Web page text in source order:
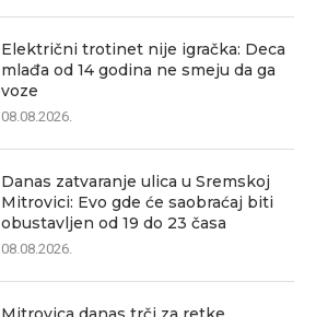
Električni trotinet nije igračka: Deca
mlađa od 14 godina ne smeju da ga
voze
08.08.2026.
Danas zatvaranje ulica u Sremskoj
Mitrovici: Evo gde će saobraćaj biti
obustavljen od 19 do 23 časa
08.08.2026.